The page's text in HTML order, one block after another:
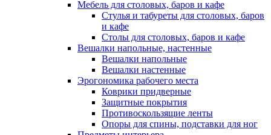
Мебель для столовых, баров и кафе
Стулья и табуреты для столовых, баров
и кафе
Столы для столовых, баров и кафе
Вешалки напольные, настенные
Вешалки напольные
Вешалки настенные
Эрогономика рабочего места
Коврики придверные
Защитные покрытия
Противоскользящие ленты
Опоры для спины, подставки для ног